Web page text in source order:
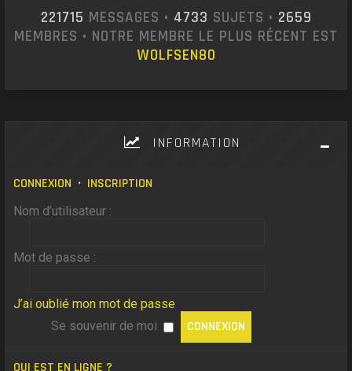
221715 MESSAGES • 4733 SUJETS • 2659
MEMBRES • NOTRE MEMBRE LE PLUS RÉCENT EST
WOLFSEN80
INFORMATION
CONNEXION • INSCRIPTION
Nom d’utilisateur :
Mot de passe :
J’ai oublié mon mot de passe
Se souvenir de moi
QUI EST EN LIGNE ?